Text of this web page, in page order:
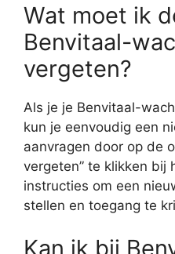
Wat moet ik
Benvitaal-
vergeten?
Als je je Benvitaal-
kun je eenvoudig een
aanvragen door op de
vergeten” te klikken bij
instructies om een
stellen en toegang te
Kan ik bij